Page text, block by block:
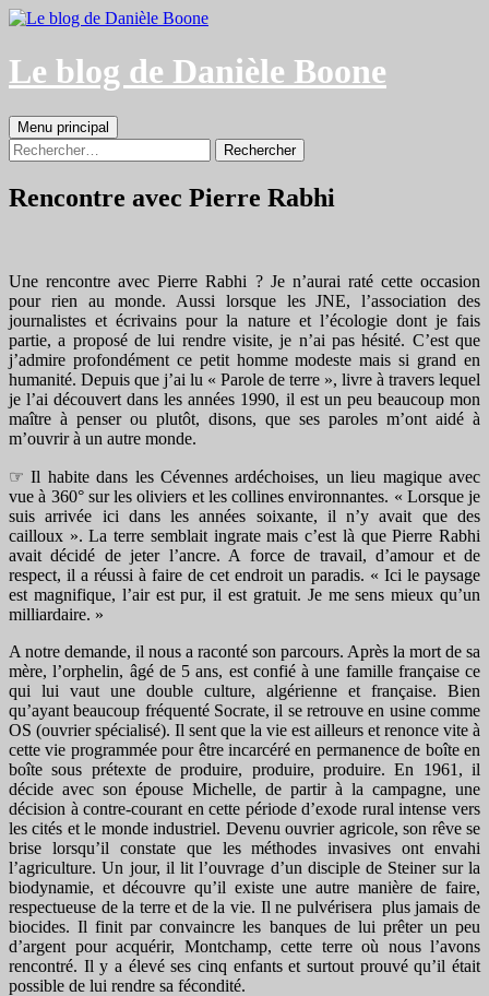
Aller
contenu
Le blog de Danièle Boone
Recherche
Menu principal
Rechercher :
Rencontre avec Pierre Rabhi
Une rencontre avec Pierre Rabhi ? Je n’aurai raté cette occasion
pour rien au monde. Aussi lorsque les JNE, l’association des
journalistes et écrivains pour la nature et l’écologie dont je fais
partie, a proposé de lui rendre visite, je n’ai pas hésité. C’est que
j’admire profondément ce petit homme modeste mais si grand en
humanité. Depuis que j’ai lu « Parole de terre », livre à travers lequel
je l’ai découvert dans les années 1990, il est un peu beaucoup mon
maître à penser ou plutôt, disons, que ses paroles m’ont aidé à
m’ouvrir à un autre monde.
☞ Il habite dans les Cévennes ardéchoises, un lieu magique avec
vue à 360° sur les oliviers et les collines environnantes. « Lorsque je
suis arrivée ici dans les années soixante, il n’y avait que des
cailloux ». La terre semblait ingrate mais c’est là que Pierre Rabhi
avait décidé de jeter l’ancre. A force de travail, d’amour et de
respect, il a réussi à faire de cet endroit un paradis. « Ici le paysage
est magnifique, l’air est pur, il est gratuit. Je me sens mieux qu’un
milliardaire. »
A notre demande, il nous a raconté son parcours. Après la mort de sa
mère, l’orphelin, âgé de 5 ans, est confié à une famille française ce
qui lui vaut une double culture, algérienne et française. Bien
qu’ayant beaucoup fréquenté Socrate, il se retrouve en usine comme
OS (ouvrier spécialisé). Il sent que la vie est ailleurs et renonce vite à
cette vie programmée pour être incarcéré en permanence de boîte en
boîte sous prétexte de produire, produire, produire. En 1961, il
décide avec son épouse Michelle, de partir à la campagne, une
décision à contre-courant en cette période d’exode rural intense vers
les cités et le monde industriel. Devenu ouvrier agricole, son rêve se
brise lorsqu’il constate que les méthodes invasives ont envahi
l’agriculture. Un jour, il lit l’ouvrage d’un disciple de Steiner sur la
biodynamie, et découvre qu’il existe une autre manière de faire,
respectueuse de la terre et de la vie. Il ne pulvérisera plus jamais de
biocides. Il finit par convaincre les banques de lui prêter un peu
d’argent pour acquérir, Montchamp, cette terre où nous l’avons
rencontré. Il y a élevé ses cinq enfants et surtout prouvé qu’il était
possible de lui rendre sa fécondité.